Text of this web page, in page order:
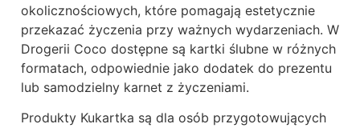
okolicznościowych, które pomagają estetycznie
przekazać życzenia przy ważnych wydarzeniach. W
Drogerii Coco dostępne są kartki ślubne w różnych
formatach, odpowiednie jako dodatek do prezentu
lub samodzielny karnet z życzeniami.
Produkty Kukartka są dla osób przygotowujących